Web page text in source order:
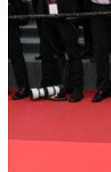
verarbeitet
Abschnitt
Wir verwenden
personalisieren,
zu können und
analysieren.
Verwendung
soziale